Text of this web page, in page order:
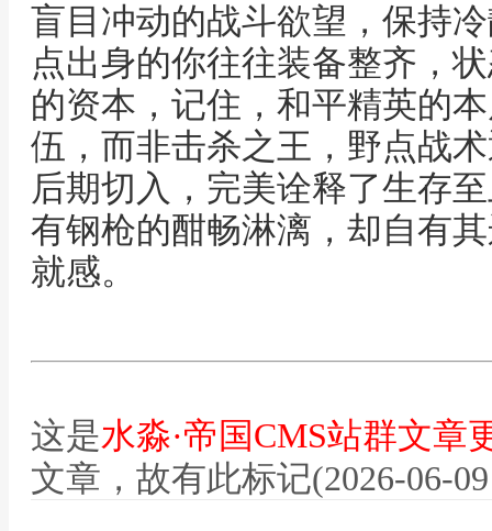
盲目冲动的战斗欲望，保持
点出身的你往往装备整齐，
的资本，记住，和平精英的
伍，而非击杀之王，野点战
后期切入，完美诠释了生存
有钢枪的酣畅淋漓，却自有
就感。
这是水淼·帝国CMS站群文章
文章，故有此标记(2026-06-